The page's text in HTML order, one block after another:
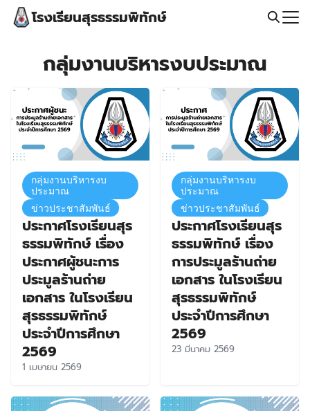
Skip โรงเรียนสุรธรรมพิทักษ์
กลุ่มงานบริหารงบประมาณ
กลุ่มงานบริหารงบ
ประมาณ
ข่าวประชาสัมพันธ์
ประกาศโรงเรียนสุร
ธรรมพิทักษ์ เรื่อง
ประกาศผู้ชนะการ
ประมูลร้านถ่าย
เอกสาร ในโรงเรียน
สุรธรรมพิทักษ์
ประจำปีการศึกษา
2569
1 เมษายน 2569
กลุ่มงานบริหารงบ
ประมาณ
ข่าวประชาสัมพันธ์
ประกาศโรงเรียนสุร
ธรรมพิทักษ์ เรื่อง
การประมูลร้านถ่าย
เอกสาร ในโรงเรียน
สุรธรรมพิทักษ์
ประจำปีการศึกษา
2569
23 มีนาคม 2569